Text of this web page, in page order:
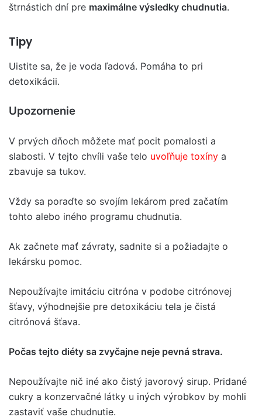
štrnástich dní pre maximálne výsledky chudnutia.
Tipy
Uistite sa, že je voda ľadová. Pomáha to pri
detoxikácii.
Upozornenie
V prvých dňoch môžete mať pocit pomalosti a
slabosti. V tejto chvíli vaše telo uvoľňuje toxíny a
zbavuje sa tukov.
Vždy sa poraďte so svojím lekárom pred začatím
tohto alebo iného programu chudnutia.
Ak začnete mať závraty, sadnite si a požiadajte o
lekársku pomoc.
Nepoužívajte imitáciu citróna v podobe citrónovej
šťavy, výhodnejšie pre detoxikáciu tela je čistá
citrónová šťava.
Počas tejto diéty sa zvyčajne neje pevná strava.
Nepoužívajte nič iné ako čistý javorový sirup. Pridané
cukry a konzervačné látky u iných výrobkov by mohli
zastaviť vaše chudnutie.